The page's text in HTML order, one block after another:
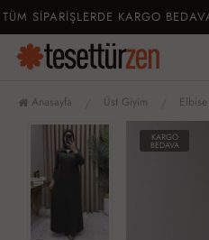
KARGO BEDAVA✨
Anasayfa Üst Giyim Elbise
KARGO
BEDAVA